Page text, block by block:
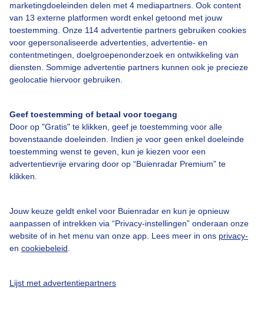
marketingdoeleinden delen met 4 mediapartners. Ook content
van 13 externe platformen wordt enkel getoond met jouw
toestemming. Onze 114 advertentie partners gebruiken cookies
voor gepersonaliseerde advertenties, advertentie- en
contentmetingen, doelgroepenonderzoek en ontwikkeling van
diensten. Sommige advertentie partners kunnen ook je precieze
geolocatie hiervoor gebruiken.
Geef toestemming of betaal voor toegang
Door op "Gratis" te klikken, geef je toestemming voor alle
bovenstaande doeleinden. Indien je voor geen enkel doeleinde
toestemming wenst te geven, kun je kiezen voor een
advertentievrije ervaring door op “Buienradar Premium” te
klikken.
Jouw keuze geldt enkel voor Buienradar en kun je opnieuw
aanpassen of intrekken via “Privacy-instellingen” onderaan onze
website of in het menu van onze app. Lees meer in ons privacy-
en cookiebeleid
Lijst met advertentiepartners
Over Buienradar
Bedrijfsgegevens
Veelgestelde vragen
Gebruikersvoorwaarden
Buienradar Team
Cookie beleid
Privacy instellingen
Gratis weerdata